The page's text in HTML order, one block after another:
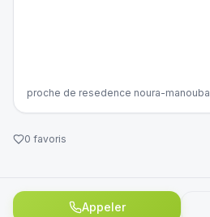
proche de resedence noura-manouba
0 favoris
Appeler